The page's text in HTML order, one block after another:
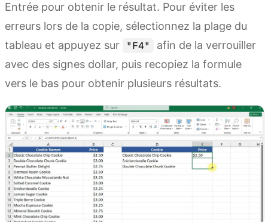
Entrée pour obtenir le résultat. Pour éviter les
erreurs lors de la copie, sélectionnez la plage du
tableau et appuyez sur
"F4"
afin de la verrouiller
avec des signes dollar, puis recopiez la formule
vers le bas pour obtenir plusieurs résultats.